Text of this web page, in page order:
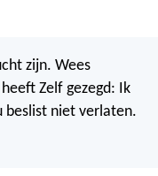
zijn. Wees
Zelf gezegd: Ik
beslist niet verlaten.